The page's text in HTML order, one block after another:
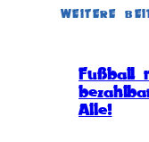
WEITERE
Fußball
Alle!